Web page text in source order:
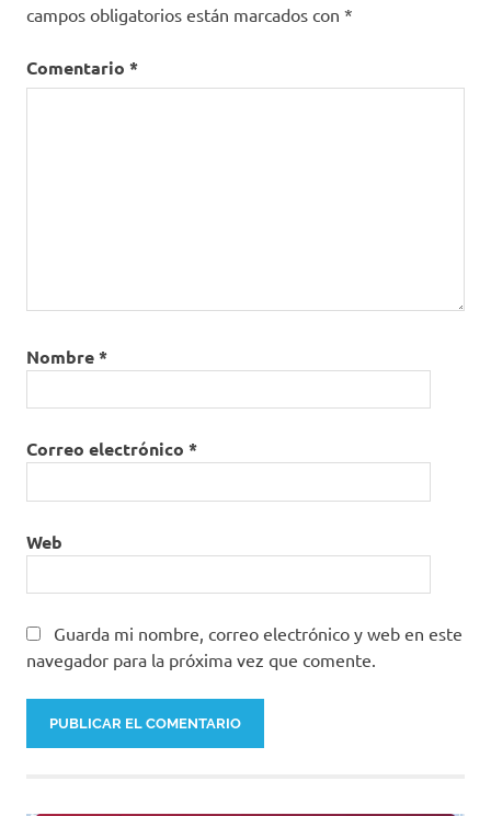
campos obligatorios están marcados con *
Comentario *
Nombre*
Correo electrónico *
Web
Guarda mi nombre, correo electrónico y web en este
navegador para la próxima vez que comente.